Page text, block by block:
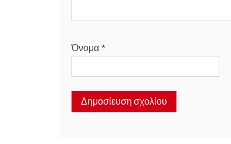
Όνομα *